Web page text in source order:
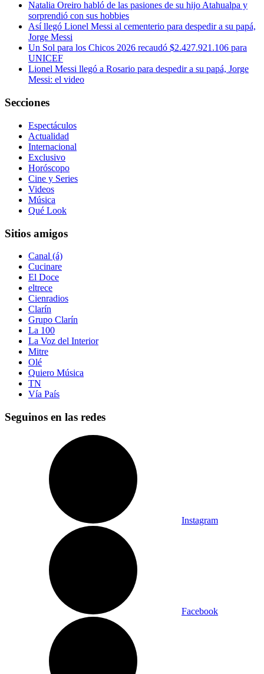
Natalia Oreiro habló de las pasiones de su hijo Atahualpa y
sorprendió con sus hobbies
Así llegó Lionel Messi al cementerio para despedir a su papá,
Jorge Messi
Un Sol para los Chicos 2026 recaudó $2.427.921.106 para
UNICEF
Lionel Messi llegó a Rosario para despedir a su papá, Jorge
Messi: el video
Secciones
Espectáculos
Actualidad
Internacional
Exclusivo
Horóscopo
Cine y Series
Videos
Música
Qué Look
Sitios amigos
Canal (á)
Cucinare
El Doce
eltrece
Cienradios
Clarín
Grupo Clarín
La 100
La Voz del Interior
Mitre
Olé
Quiero Música
TN
Vía País
Seguinos en las redes
Instagram
Facebook